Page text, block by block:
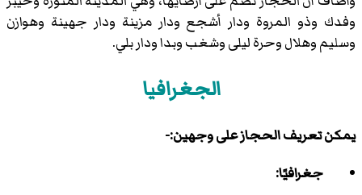
وفدك وذو المروة ودار أشجع ودار مزينة ودار جهينة وهوازن
وسليم وهلال وحرة ليلى وشغب وبدا ودار بلي.
الجغرافيا
يمكن تعريف الحجاز على وجهين:-
جغرافيًا: